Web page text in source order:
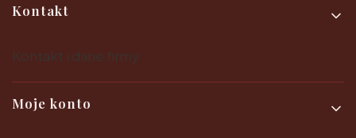
Kontakt
Moje konto